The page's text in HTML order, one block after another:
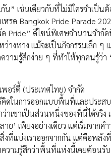
เช่นเดียวกับที่ไม่มีใครจำเป็นต้
รด Bangkok Pride Parade
Pride” ดีไซน์พิเศษจำนวนจำกั
างทาง แม้จะเป็นกิจกรรมเล็ก ๆ
ความรู้สึกง่าย ๆ ที่ทำให้ทุกคนรู้ว่
อร์ตี้ (ประเทศไทย) จำกัด
คิดในการออกแบบพื้นที่และประส
เขาเป็นส่วนหนึ่งของที่นี่ได้จริง
ย’ เพียงอย่างเดียว แต่เริ่มจากคำ
งที่แบ่งเราออกจากกัน แต่คือพลัง
วามรู้สึกว่าพื้นที่แห่งนี้เคยต้อนรับ